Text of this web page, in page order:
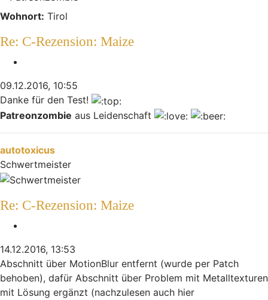
Wohnort: Tirol
Re: C-Rezension: Maize
09.12.2016, 10:55
Danke für den Test!
Patreonzombie aus Leidenschaft
Nach oben
autotoxicus
Schwertmeister
Re: C-Rezension: Maize
14.12.2016, 13:53
Abschnitt über MotionBlur entfernt (wurde per Patch
behoben), dafür Abschnitt über Problem mit Metalltexturen
mit Lösung ergänzt (nachzulesen auch hier